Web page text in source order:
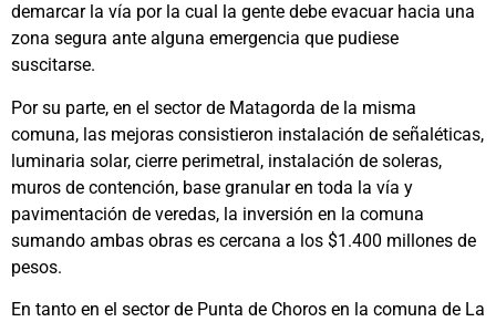
demarcar la vía por la cual la gente debe evacuar hacia una
zona segura ante alguna emergencia que pudiese
suscitarse.
Por su parte, en el sector de Matagorda de la misma
comuna, las mejoras consistieron instalación de señaléticas,
luminaria solar, cierre perimetral, instalación de soleras,
muros de contención, base granular en toda la vía y
pavimentación de veredas, la inversión en la comuna
sumando ambas obras es cercana a los $1.400 millones de
pesos.
En tanto en el sector de Punta de Choros en la comuna de La